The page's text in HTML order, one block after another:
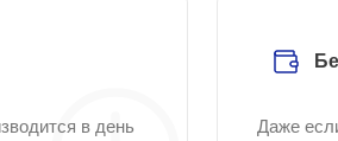
в день
Даже